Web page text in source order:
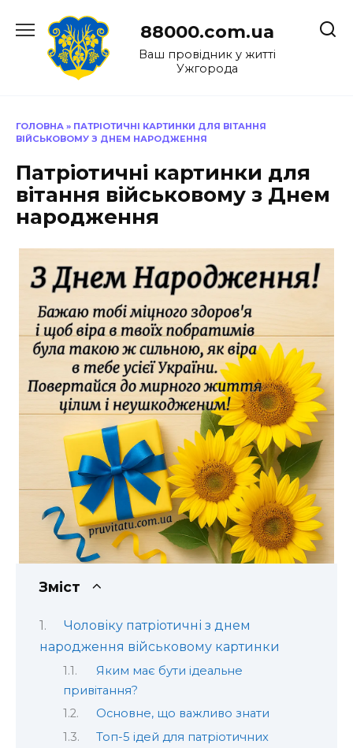
до
88000.com.ua
Ваш провідник у житті
Ужгорода
ГОЛОВНА » ПАТРІОТИЧНІ КАРТИНКИ ДЛЯ ВІТАННЯ
ВІЙСЬКОВОМУ З ДНЕМ НАРОДЖЕННЯ
Патріотичні картинки для
вітання військовому з Днем
народження
Зміст
Чоловіку патріотичні з днем
народження військовому картинки
Яким має бути ідеальне
привітання?
Основне, що важливо знати
Топ-5 ідей для патріотичних